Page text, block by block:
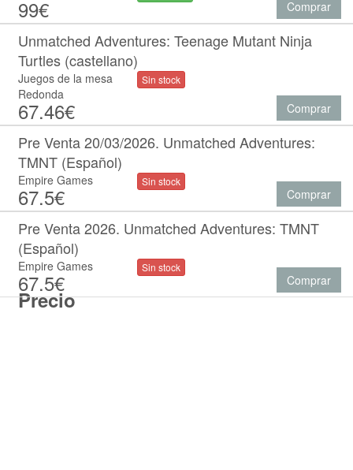
Precio
99€ Comprar
Unmatched Adventures: Teenage Mutant Ninja
Turtles (castellano)
Juegos de la mesa
Redonda
67.46€
Sin stock
Comprar
Pre Venta 20/03/2026. Unmatched Adventures:
TMNT (Español)
Empire Games
67.5€
Sin stock
Comprar
Pre Venta 2026. Unmatched Adventures: TMNT
(Español)
Empire Games
67.5€
Sin stock
Comprar